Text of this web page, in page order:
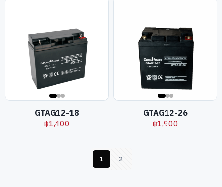
GTAG12-18
฿1,400
GTAG12-26
฿1,900
1 2